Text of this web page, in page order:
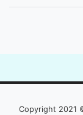
Copyright 2021